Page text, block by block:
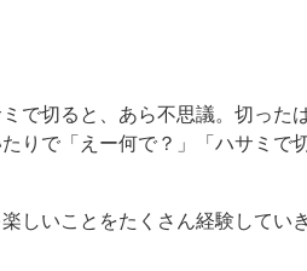
で切ると、あら不思議。切った
りで「えー何で？」「ハサミで
しいことをたくさん経験してい